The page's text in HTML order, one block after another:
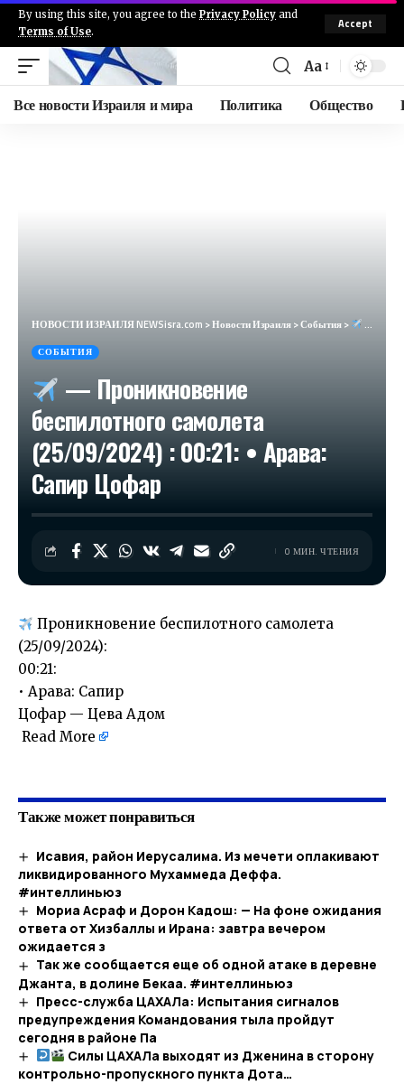
By using this site, you agree to the Privacy Policy and
Terms of Use.
Accept
Aa
Все новости Израиля и мира Политика Общество
НОВОСТИ ИЗРАИЛЯ NEWSisra.com >Новости Израиля>События>
СОБЫТИЯ
— Проникновение
беспилотного самолета
(25/09/2024) : 00:21: • Арава:
Сапир Цофар
0 МИН. ЧТЕНИЯ
Проникновение беспилотного самолета
(25/09/2024):
00:21:
• Арава: Сапир
Цофар — Цева Адом
Read More
Также может понравиться
Исавия, район Иерусалима. Из мечети оплакивают
ликвидированного Мухаммеда Деффа.
#интеллиньюз
Мориа Асраф и Дорон Кадош: — На фоне ожидания
ответа от Хизбаллы и Ирана: завтра вечером
ожидается з
Так же сообщается еще об одной атаке в деревне
Джанта, в долине Бекаа. #интеллиньюз
Пресс-служба ЦАХАЛа: Испытания сигналов
предупреждения Командования тыла пройдут
сегодня в районе Па
Силы ЦАХАЛа выходят из Дженина в сторону
контрольно-пропускного пункта Дота…​